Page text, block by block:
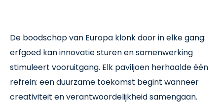
De boodschap van Europa klonk door in elke gang:
erfgoed kan innovatie sturen en samenwerking
stimuleert vooruitgang. Elk paviljoen herhaalde één
refrein: een duurzame toekomst begint wanneer
creativiteit en verantwoordelijkheid samengaan.